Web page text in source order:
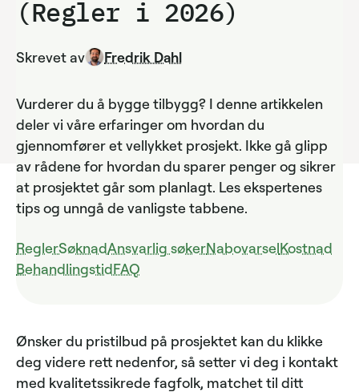
(Regler i 2026)
Skrevet av Fredrik Dahl
Vurderer du å bygge tilbygg? I denne artikkelen
deler vi våre erfaringer om hvordan du
gjennomfører et vellykket prosjekt. Ikke gå glipp
av rådene for hvordan du sparer penger og sikrer
at prosjektet går som planlagt. Les ekspertenes
tips og unngå de vanligste tabbene.
ReglerSøknadAnsvarlig søkerNabovarselKostnad
BehandlingstidFAQ
Ønsker du pristilbud på prosjektet kan du klikke
deg videre rett nedenfor, så setter vi deg i kontakt
med kvalitetssikrede fagfolk, matchet til ditt